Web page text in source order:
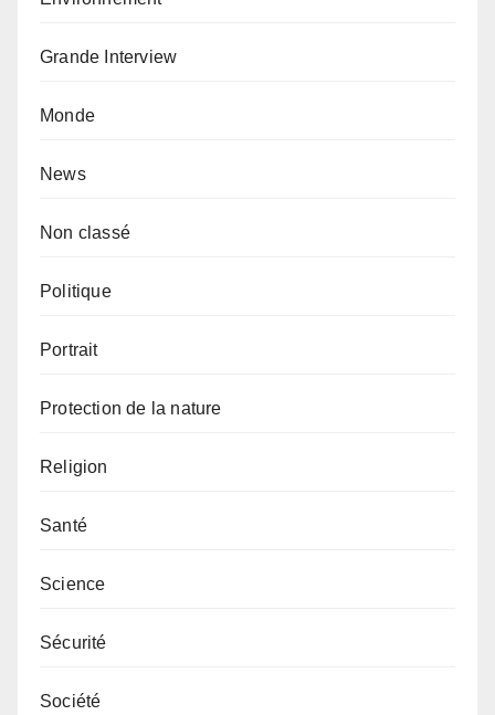
Grande Interview
Monde
News
Non classé
Politique
Portrait
Protection de la nature
Religion
Santé
Science
Sécurité
Société